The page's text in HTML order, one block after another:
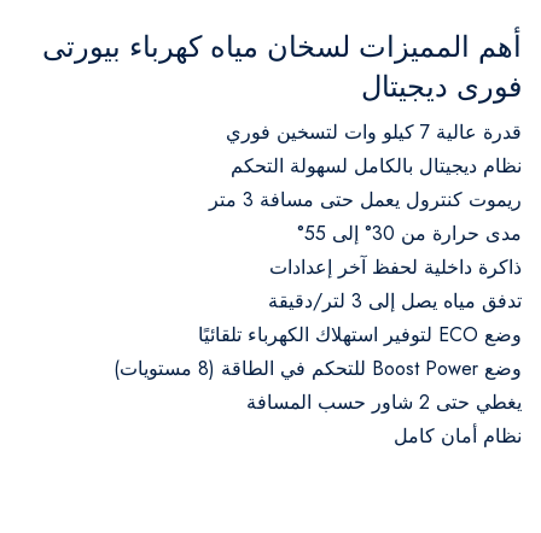
أهم المميزات لسخان مياه كهرباء بيورتى
فورى ديجيتال
قدرة عالية 7 كيلو وات لتسخين فوري
نظام ديجيتال بالكامل لسهولة التحكم
ريموت كنترول يعمل حتى مسافة 3 متر
مدى حرارة من 30° إلى 55°
ذاكرة داخلية لحفظ آخر إعدادات
تدفق مياه يصل إلى 3 لتر/دقيقة
وضع ECO لتوفير استهلاك الكهرباء تلقائيًا
وضع Boost Power للتحكم في الطاقة (8 مستويات)
يغطي حتى 2 شاور حسب المسافة
نظام أمان كامل